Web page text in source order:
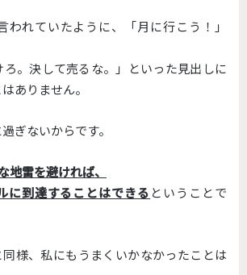
われていたように、「月に行こう！」
ろ。決して売るな。」といった見出しに
ありません。
ぎないからです。
地雷を避ければ、
に到達することはできる ということで
同様、私にもうまくいかなかったことは